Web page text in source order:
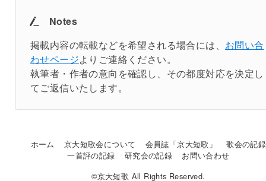
Notes
掲載内容の転載などを希望される場合には、 お問い合
わせページよりご連絡ください。
執筆者・作者の意向を確認し、その都度対応を決定し
てご返信いたします。
ホーム 京大短歌会について 会員誌「京大短歌」
歌会の記録
一首評の記録
研究会の記録
お問い合わせ
©京大短歌 All Rights Reserved.